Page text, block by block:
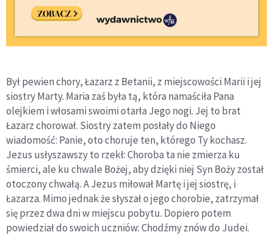
Był pewien chory, Łazarz z Betanii, z miejscowości Marii i jej
siostry Marty. Maria zaś była tą, która namaściła Pana
olejkiem i włosami swoimi otarła Jego nogi. Jej to brat
Łazarz chorował. Siostry zatem posłały do Niego
wiadomość: Panie, oto choruje ten, którego Ty kochasz.
Jezus usłyszawszy to rzekł: Choroba ta nie zmierza ku
śmierci, ale ku chwale Bożej, aby dzięki niej Syn Boży został
otoczony chwałą. A Jezus miłował Martę i jej siostrę, i
Łazarza. Mimo jednak że słyszał o jego chorobie, zatrzymał
się przez dwa dni w miejscu pobytu. Dopiero potem
powiedział do swoich uczniów: Chodźmy znów do Judei.